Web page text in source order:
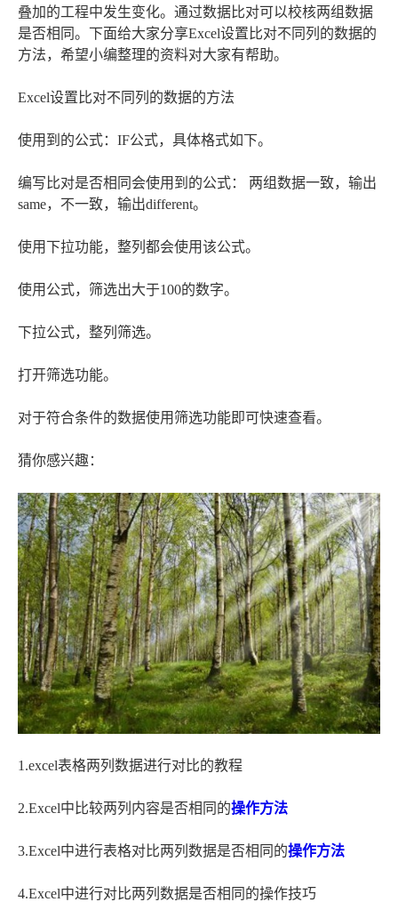
叠加的工程中发生变化。通过数据比对可以校核两组数据
是否相同。下面给大家分享Excel设置比对不同列的数据的
方法，希望小编整理的资料对大家有帮助。
Excel设置比对不同列的数据的方法
使用到的公式：IF公式，具体格式如下。
编写比对是否相同会使用到的公式： 两组数据一致，输出
same，不一致，输出different。
使用下拉功能，整列都会使用该公式。
使用公式，筛选出大于100的数字。
下拉公式，整列筛选。
打开筛选功能。
对于符合条件的数据使用筛选功能即可快速查看。
猜你感兴趣：
1.excel表格两列数据进行对比的教程
2.Excel中比较两列内容是否相同的操作方法
3.Excel中进行表格对比两列数据是否相同的操作方法
4.Excel中进行对比两列数据是否相同的操作技巧